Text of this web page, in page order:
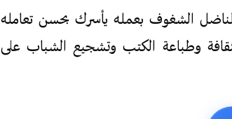
الشغوف بعمله يأسرك بحسن تعامله
وطباعة الكتب وتشجيع الشباب على